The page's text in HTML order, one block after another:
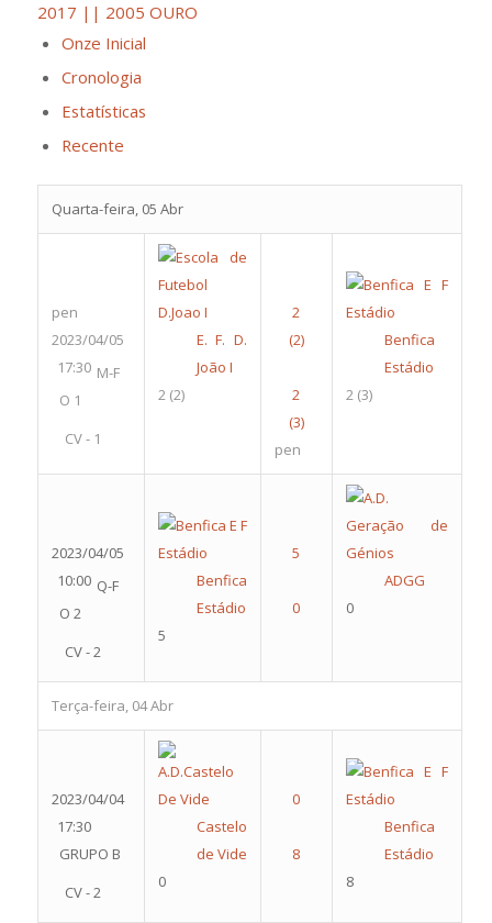
2017 || 2005 OURO
Onze Inicial
Cronologia
Estatísticas
Recente
Quarta-feira, 05 Abr
pen
2023/04/05
17:30 M-F
O 1
CV - 1
E. F. D.
João I
2 (2)
pen
Benfica
Estádio
2 (3)
2023/04/05
10:00 Q-F
O 2
CV - 2
Benfica
Estádio
5
ADGG
0
Terça-feira, 04 Abr
2023/04/04
17:30
GRUPO B
CV - 2
Castelo
de Vide
0
Benfica
Estádio
8